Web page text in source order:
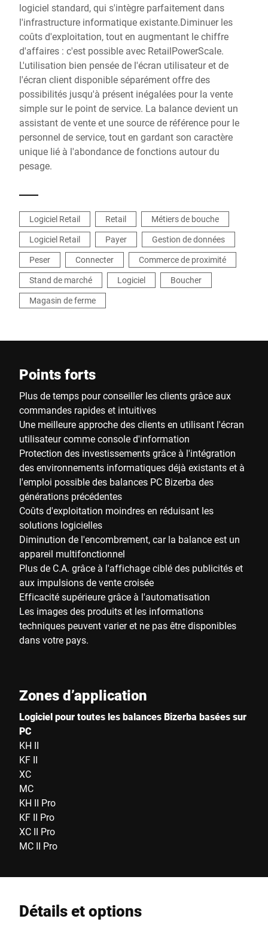
logiciel standard, qui s'intègre parfaitement dans
l'infrastructure informatique existante.Diminuer les
coûts d'exploitation, tout en augmentant le chiffre
d'affaires : c'est possible avec RetailPowerScale.
L'utilisation bien pensée de l'écran utilisateur et de
l'écran client disponible séparément offre des
possibilités jusqu'à présent inégalées pour la vente
simple sur le point de service. La balance devient un
assistant de vente et une source de référence pour le
personnel de service, tout en gardant son caractère
unique lié à l'abondance de fonctions autour du
pesage.
Logiciel Retail Retail
Métiers de bouche
Logiciel Retail
Payer
Gestion de données
Peser
Connecter
Commerce de proximité
Stand de marché
Logiciel
Boucher
Magasin de ferme
Points forts
Plus de temps pour conseiller les clients grâce aux
commandes rapides et intuitives
Une meilleure approche des clients en utilisant l'écran
utilisateur comme console d'information
Protection des investissements grâce à l'intégration
des environnements informatiques déjà existants et à
l'emploi possible des balances PC Bizerba des
générations précédentes
Coûts d'exploitation moindres en réduisant les
solutions logicielles
Diminution de l'encombrement, car la balance est un
appareil multifonctionnel
Plus de C.A. grâce à l'affichage ciblé des publicités et
aux impulsions de vente croisée
Efficacité supérieure grâce à l'automatisation
Les images des produits et les informations
techniques peuvent varier et ne pas être disponibles
dans votre pays.
Zones d’application
Logiciel pour toutes les balances Bizerba basées sur
PC
KH II
KF II
XC
MC
KH II Pro
KF II Pro
XC II Pro
MC II Pro
Détails et options